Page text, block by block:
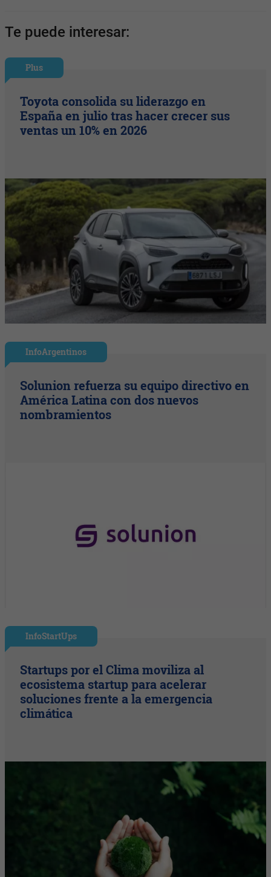
Te puede interesar:
Plus
Toyota consolida su liderazgo en
España en julio tras hacer crecer sus
ventas un 10% en 2026
InfoArgentinos
Solunion refuerza su equipo directivo en
América Latina con dos nuevos
nombramientos
InfoStartUps
Startups por el Clima moviliza al
ecosistema startup para acelerar
soluciones frente a la emergencia
climática